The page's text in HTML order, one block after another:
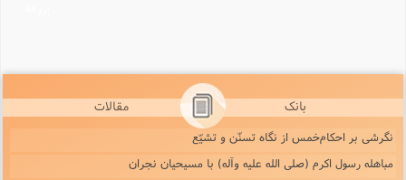
بانک مقالات
نگرشى بر احکام‌خمس از نگاه تسنّن و تشیّع‌
مباهله رسول اکرم (صلی الله علیه وآله) با مسیحیان نجران